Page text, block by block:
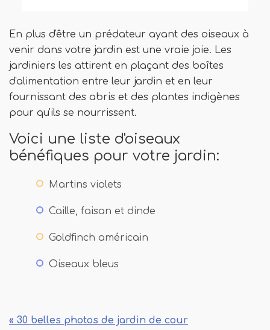
En plus d'être un prédateur ayant des oiseaux à
venir dans votre jardin est une vraie joie. Les
jardiniers les attirent en plaçant des boîtes
d'alimentation entre leur jardin et en leur
fournissant des abris et des plantes indigènes
pour qu'ils se nourrissent.
Voici une liste d'oiseaux
bénéfiques pour votre jardin:
Martins violets
Caille, faisan et dinde
Goldfinch américain
Oiseaux bleus
« 30 belles photos de jardin de cour